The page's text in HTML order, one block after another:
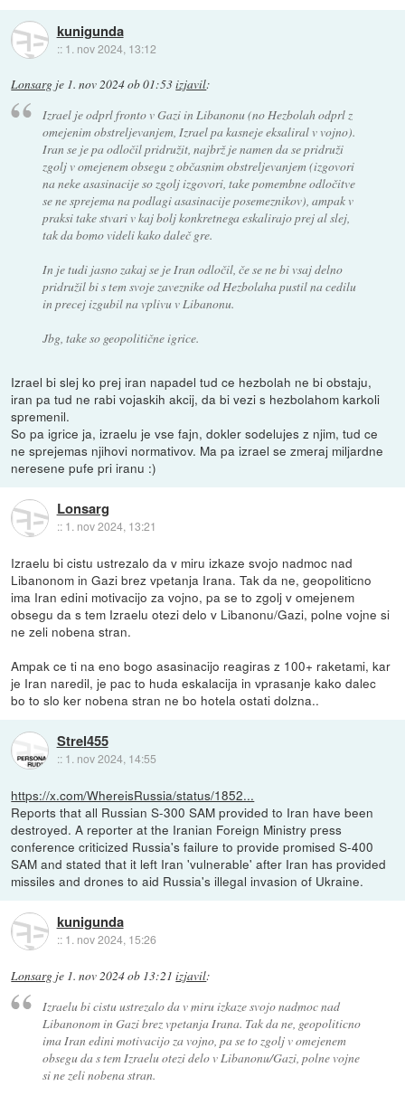
kunigunda
:: 1. nov 2024, 13:12
Lonsarg je 1. nov 2024 ob 01:53izjavil:
Izrael je odprl fronto v Gazi in Libanonu (no Hezbolah odprl z
omejenim obstreljevanjem, Izrael pa kasneje eksaliral v vojno).
Iran se je pa odločil pridružit, najbrž je namen da se pridruži
zgolj v omejenem obsegu z občasnim obstreljevanjem (izgovori
na neke asasinacije so zgolj izgovori, take pomembne odločitve
se ne sprejema na podlagi asasinacije posemeznikov), ampak v
praksi take stvari v kaj bolj konkretnega eskalirajo prej al slej,
tak da bomo videli kako daleč gre.
In je tudi jasno zakaj se je Iran odločil, če se ne bi vsaj delno
pridružil bi s tem svoje zaveznike od Hezbolaha pustil na cedilu
in precej izgubil na vplivu v Libanonu.
Jbg, take so geopolitične igrice.
Izrael bi slej ko prej iran napadel tud ce hezbolah ne bi obstaju,
iran pa tud ne rabi vojaskih akcij, da bi vezi s hezbolahom karkoli
spremenil.
So pa igrice ja, izraelu je vse fajn, dokler sodelujes z njim, tud ce
ne sprejemas njihovi normativov. Ma pa izrael se zmeraj miljardne
neresene pufe pri iranu :)
Lonsarg
:: 1. nov 2024, 13:21
Izraelu bi cistu ustrezalo da v miru izkaze svojo nadmoc nad
Libanonom in Gazi brez vpetanja Irana. Tak da ne, geopoliticno
ima Iran edini motivacijo za vojno, pa se to zgolj v omejenem
obsegu da s tem Izraelu otezi delo v Libanonu/Gazi, polne vojne si
ne zeli nobena stran.
Ampak ce ti na eno bogo asasinacijo reagiras z 100+ raketami, kar
je Iran naredil, je pac to huda eskalacija in vprasanje kako dalec
bo to slo ker nobena stran ne bo hotela ostati dolzna..
Strel455
:: 1. nov 2024, 14:55
https://x.com/WhereisRussia/status/1852...
Reports that all Russian S-300 SAM provided to Iran have been
destroyed. A reporter at the Iranian Foreign Ministry press
conference criticized Russia's failure to provide promised S-400
SAM and stated that it left Iran 'vulnerable' after Iran has provided
missiles and drones to aid Russia's illegal invasion of Ukraine.
kunigunda
:: 1. nov 2024, 15:26
Lonsarg je 1. nov 2024 ob 13:21 izjavil:
Izraelu bi cistu ustrezalo da v miru izkaze svojo nadmoc nad
Libanonom in Gazi brez vpetanja Irana. Tak da ne, geopoliticno
ima Iran edini motivacijo za vojno, pa se to zgolj v omejenem
obsegu da s tem Izraelu otezi delo v Libanonu/Gazi, polne vojne
si ne zeli nobena stran.